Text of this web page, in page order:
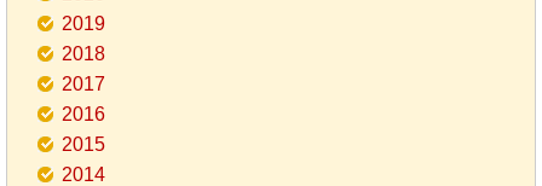
2019
2018
2017
2016
2015
2014